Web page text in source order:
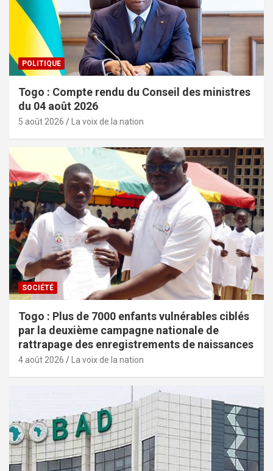
POLITIQUE
Togo : Compte rendu du Conseil des ministres
du 04 août 2026
5 août 2026 La voix de la nation
SOCIÉTÉ
Togo : Plus de 7000 enfants vulnérables ciblés
par la deuxième campagne nationale de
rattrapage des enregistrements de naissances
4 août 2026 La voix de la nation